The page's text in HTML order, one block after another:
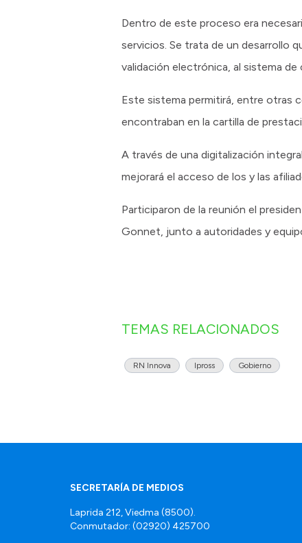
Dentro de este proceso era
servicios. Se trata de un desarrollo
validación electrónica, al sistema
Este sistema permitirá, entre otras
encontraban en la cartilla de
A través de una digitalización
mejorará el acceso de los y las
Participaron de la reunión el
Gonnet, junto a autoridades y
TEMAS RELACIONADOS
RN Innova Ipross Gobierno
SECRETARÍA DE MEDIOS
Laprida 212, Viedma (8500).
Conmutador: (02920) 425700